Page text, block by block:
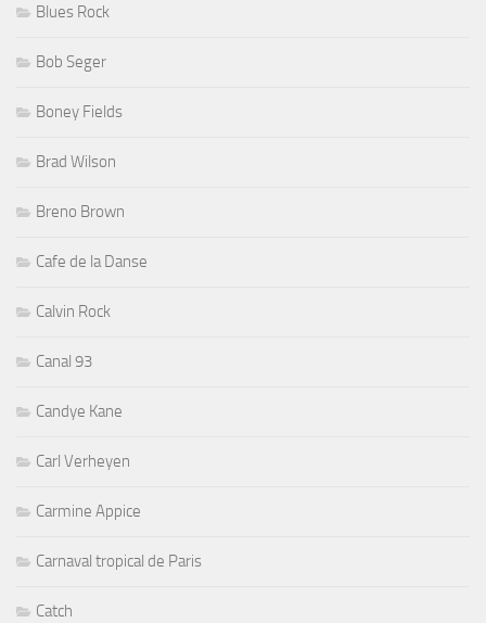
Blues Rock
Bob Seger
Boney Fields
Brad Wilson
Breno Brown
Cafe de la Danse
Calvin Rock
Canal 93
Candye Kane
Carl Verheyen
Carmine Appice
Carnaval tropical de Paris
Catch